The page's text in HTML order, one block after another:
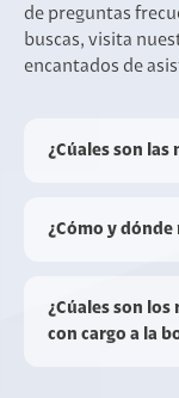
de preguntas
buscas, visita
encantados de
¿Cúales son las
¿Cómo y
¿Cúales son
con cargo a la